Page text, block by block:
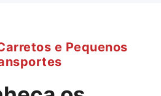
e Pequenos